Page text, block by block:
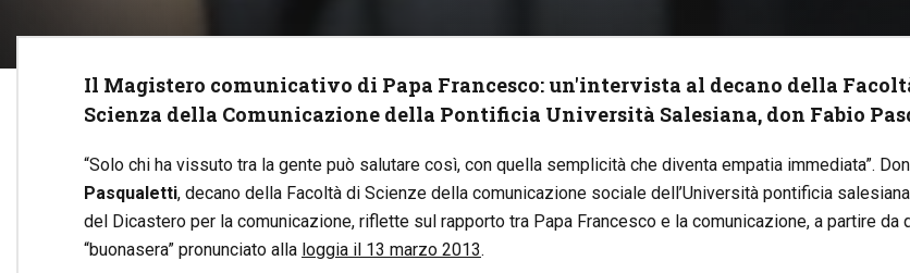
Il Magistero comunicativo di Papa Francesco: un'intervista al decano della
Scienza della Comunicazione della Pontificia Università Salesiana, don Fabio
“Solo chi ha vissuto tra la gente può salutare così, con quella semplicità che diventa empatia immediata”. Don
Pasqualetti, decano della Facoltà di Scienze della comunicazione sociale dell’Università pontificia
del Dicastero per la comunicazione, riflette sul rapporto tra Papa Francesco e la comunicazione, a partire da
“buonasera” pronunciato alla loggia il 13 marzo 2013.